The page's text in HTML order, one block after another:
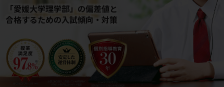
「愛媛大学理学部」の偏差値と
合格するための⼊試傾向・対策